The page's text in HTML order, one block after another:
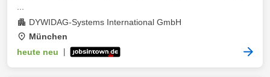
DYWIDAG-Systems International GmbH
München
heute neu